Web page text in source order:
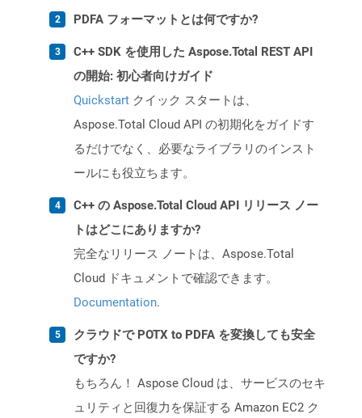
PDFA フォーマットとは何ですか?
C++ SDK を使用した Aspose.Total REST API
の開始: 初心者向けガイド
Quickstart クイック スタートは、
Aspose.Total Cloud API の初期化をガイドす
るだけでなく、必要なライブラリのインスト
ールにも役立ちます。
C++ の Aspose.Total Cloud API リリース ノー
トはどこにありますか?
完全なリリース ノートは、Aspose.Total
Cloud ドキュメントで確認できます。
Documentation.
クラウドで POTX to PDFA を変換しても安全
ですか?
もちろん！ Aspose Cloud は、サービスのセキ
ュリティと回復力を保証する Amazon EC2 ク